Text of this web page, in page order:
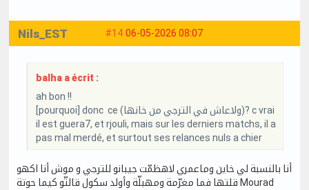
#14 06-05-2026 08:07
Nils_EST
balha a écrit :
ah bon !!
[pourquoi] donc ce (ولاعاش في الترجي من خانها)? c vrai
il est guera7, et rjouli, mais sur les derniers matchs, il a
pas mal merdé, et surtout ses relances nuls a chier
أنا بالنسبة لي خاين وماعمري لاهظمّت جيبانو للترجي و موش أنا اكهو
قلتها فما مغرّمة ومهبلّة وأولد سكول قالتّو كيما حوتة Mourad